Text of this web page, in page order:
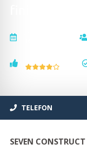
TELEFON
SEVEN CONSTRUCT